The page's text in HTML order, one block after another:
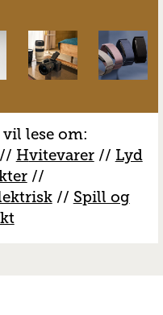
lese om:
// Hvitevarer// Lyd
//
// Spill og